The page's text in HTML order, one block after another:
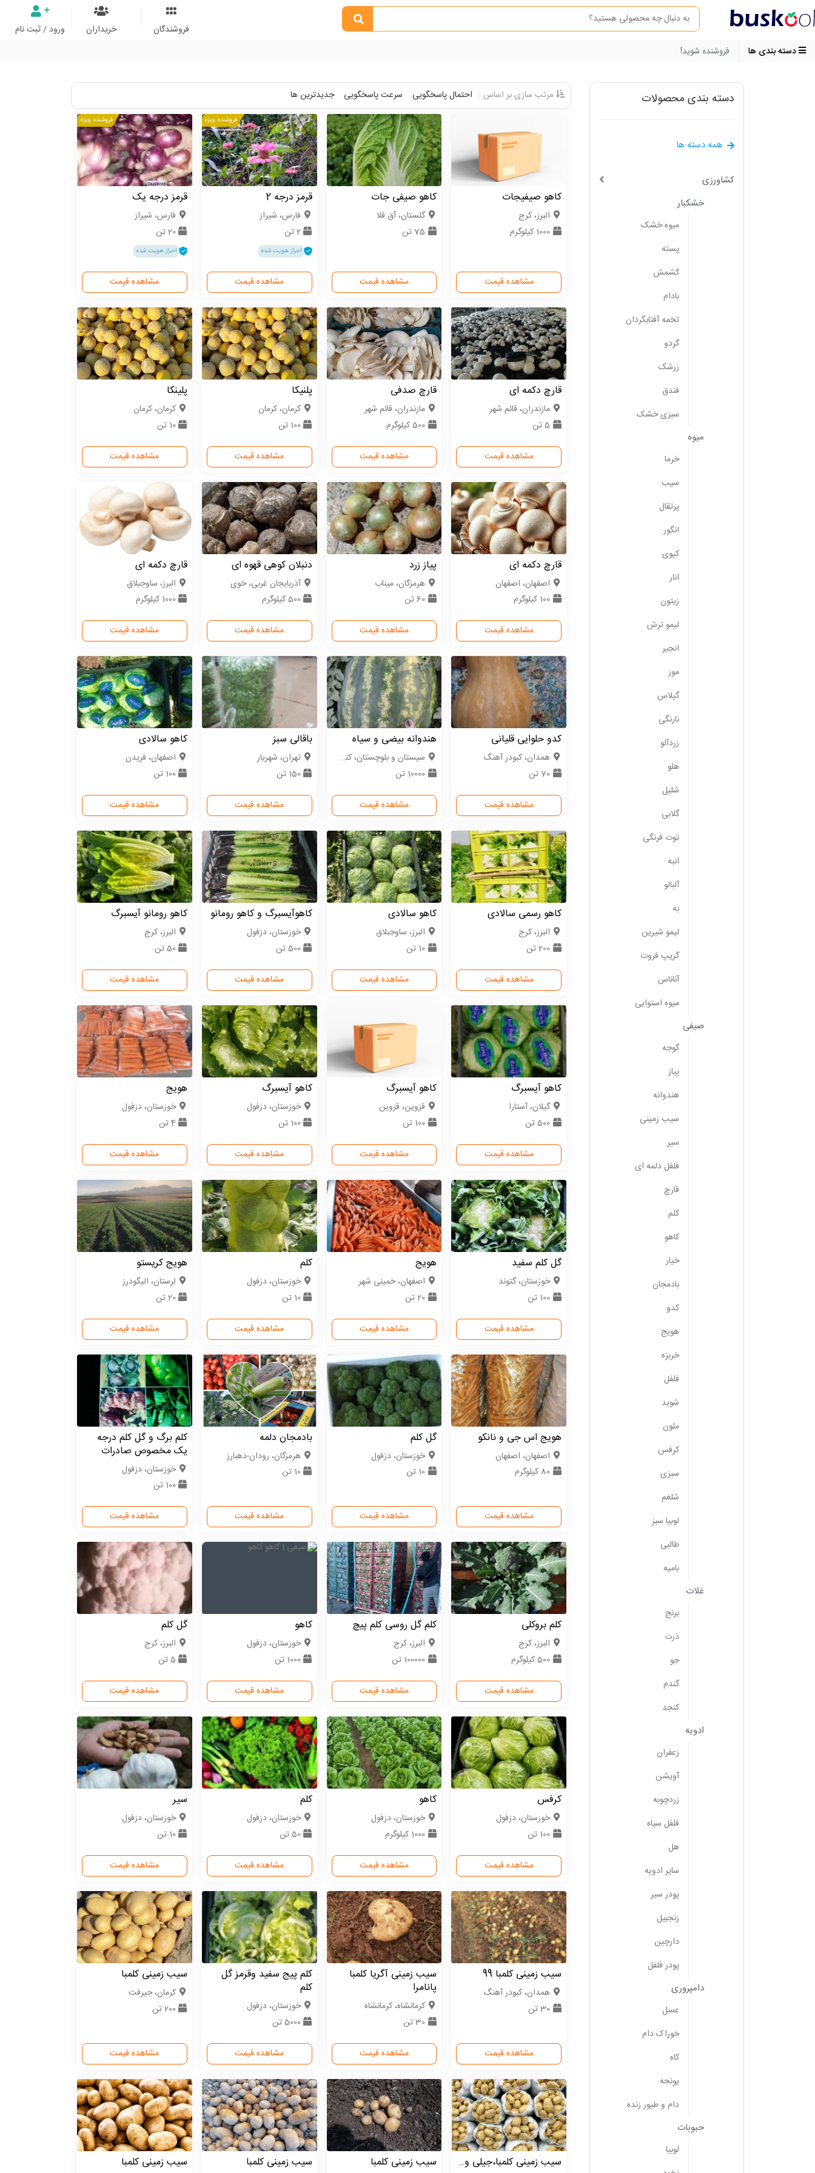
ورود / ثبت نام خریداران
فروشندگان
دسته بندی ها
فروشنده شوید!
مرتب سازی بر اساس : احتمال پاسخگویی سرعت پاسخگویی جدیدترین ها
کاهو صیفیجات
البرز، کرج
1000 کیلوگرم
مشاهده قیمت
کاهو صیفی جات
گلستان، آق قلا
75 تن
مشاهده قیمت
فروشنده ویژه
قرمز درجه 2
فارس، شیراز
2 تن
احراز هویت شده
مشاهده قیمت
فروشنده ویژه
قرمز درجه یک
فارس، شیراز
20 تن
احراز هویت شده
مشاهده قیمت
قارچ دکمه ای
مازندران، قائم شهر
5 تن
مشاهده قیمت
قارچ صدفی
مازندران، قائم شهر
500 کیلوگرم
مشاهده قیمت
پلنیکا
كرمان، کرمان
100 تن
مشاهده قیمت
پلینکا
كرمان، کرمان
10 تن
مشاهده قیمت
قارچ دکمه ای
اصفهان، اصفهان
100 کیلوگرم
مشاهده قیمت
پیاز زرد
هرمزگان، میناب
60 تن
مشاهده قیمت
دنبلان کوهی قهوه ای
آذربایجان غربی، خوی
500 کیلوگرم
مشاهده قیمت
قارچ دکمه ای
البرز، ساوجبلاق
1000 کیلوگرم
مشاهده قیمت
کدو حلوایی قلیانی
همدان، کبودر آهنگ
70 تن
مشاهده قیمت
هندوانه بیضی و سیاه
سیستان و بلوچستان، کنارک
10000 تن
مشاهده قیمت
باقالی سبز
تهران، شهریار
150 تن
مشاهده قیمت
کاهو سالادی
اصفهان، فریدن
100 تن
مشاهده قیمت
کاهو رسمی سالادی
البرز، کرج
200 تن
مشاهده قیمت
کاهو سالادی
البرز، ساوجبلاق
10 تن
مشاهده قیمت
کاهوآیسبرگ و کاهو رومانو
خوزستان، دزفول
500 تن
مشاهده قیمت
کاهو رومانو آیسبرگ
البرز، کرج
50 تن
مشاهده قیمت
کاهو آیسبرگ
گیلان، آستارا
500 تن
مشاهده قیمت
کاهو آیسبرگ
قزوین، قزوین
100 تن
مشاهده قیمت
کاهو آیسبرگ
خوزستان، دزفول
100 تن
مشاهده قیمت
هویج
خوزستان، دزفول
4 تن
مشاهده قیمت
گل کلم سفید
خوزستان، گتوند
100 تن
مشاهده قیمت
هویج
اصفهان، خمینی شهر
20 تن
مشاهده قیمت
کلم
خوزستان، دزفول
10 تن
مشاهده قیمت
هویج کریستو
لرستان، الیگودرز
20 تن
مشاهده قیمت
هویج اس جی و نانکو
اصفهان، اصفهان
80 کیلوگرم
مشاهده قیمت
گل کلم
خوزستان، دزفول
10 تن
مشاهده قیمت
بادمجان دلمه
هرمزگان، رودان-دهبارز
10 تن
مشاهده قیمت
کلم برگ و گل کلم درجه
یک مخصوص صادرات
خوزستان، دزفول
100 تن
مشاهده قیمت
کلم بروکلی
البرز، کرج
500 کیلوگرم
مشاهده قیمت
کلم گل روسی کلم پیچ
البرز، کرج
100000 تن
مشاهده قیمت
کاهو
خوزستان، دزفول
1000 تن
مشاهده قیمت
گل کلم
البرز، کرج
5 تن
مشاهده قیمت
کرفس
خوزستان، دزفول
100 تن
مشاهده قیمت
کاهو
خوزستان، دزفول
1000 کیلوگرم
مشاهده قیمت
کلم
خوزستان، دزفول
50 تن
مشاهده قیمت
سیر
خوزستان، دزفول
10 تن
مشاهده قیمت
سیب زمینی کلمبا 99
همدان، کبودر آهنگ
30 تن
مشاهده قیمت
سیب زمینی آگریا کلمبا
پانامرا
كرمانشاه، کرمانشاه
30 تن
مشاهده قیمت
کلم پیج سفید وقرمز گل
کلم
خوزستان، دزفول
5000 تن
مشاهده قیمت
سیب زمینی کلمبا
كرمان، جیرفت
200 تن
مشاهده قیمت
سیب زمینی کلمبا،جیلی و.. سیب زمینی کلمبا سیب زمینی کلمبا سیب زمینی کلمبا
دسته بندی محصولات
همه دسته ها
کشاورزی
خشکبار
میوه خشک
پسته
کشمش
بادام
تخمه آفتابگردان
گردو
زرشک
فندق
سبزی خشک
میوه
خرما
سیب
پرتقال
انگور
کیوی
انار
زیتون
لیمو ترش
انجیر
موز
گیلاس
نارنگی
زردآلو
هلو
شلیل
گلابی
توت فرنگی
انبه
آلبالو
به
لیمو شیرین
گریپ فروت
آناناس
میوه استوایی
صیفی
گوجه
پیاز
هندوانه
سیب زمینی
سیر
فلفل دلمه ای
قارچ
کلم
کاهو
خیار
بادمجان
کدو
هویج
خربزه
فلفل
شوید
ملون
کرفس
سبزی
شلغم
لوبیا سبز
طالبی
بامیه
غلات
برنج
ذرت
جو
گندم
کنجد
ادویه
زعفران
آویشن
زردچوبه
فلفل سیاه
هل
سایر ادویه
پودر سیر
زنجبیل
دارچین
پودر فلفل
دامپروری
عسل
خوراک دام
کاه
یونجه
دام و طیور زنده
حبوبات
لوبیا